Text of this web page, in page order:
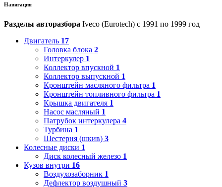
Навигация
Разделы авторазбора Iveco (Eurotech) с 1991 по 1999 год
Двигатель 17
Головка блока 2
Интеркулер 1
Коллектор впускной 1
Коллектор выпускной 1
Кронштейн масляного фильтра 1
Кронштейн топливного фильтра 1
Крышка двигателя 1
Насос масляный 1
Патрубок интеркулера 4
Турбина 1
Шестерня (шкив) 3
Колесные диски 1
Диск колесный железо 1
Кузов внутри 16
Воздухозаборник 1
Дефлектор воздушный 3